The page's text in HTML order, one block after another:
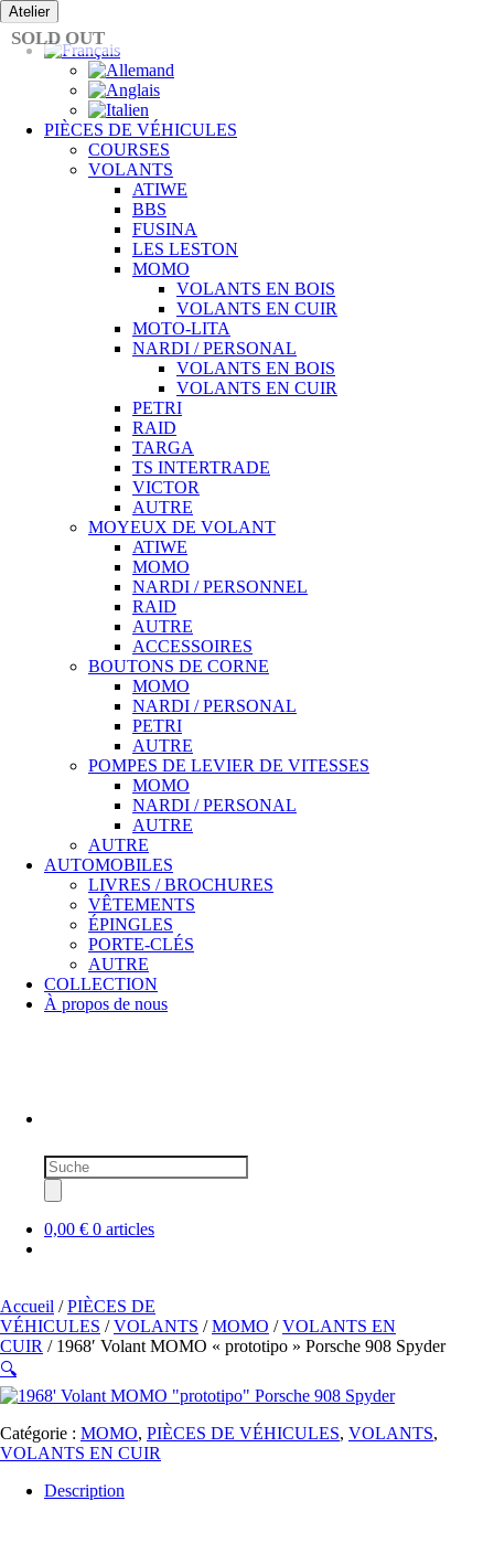
Passer
au
contenu
Atelier
PIÈCES DE VÉHICULES
COURSES
VOLANTS
ATIWE
BBS
FUSINA
LES LESTON
MOMO
VOLANTS EN BOIS
VOLANTS EN CUIR
MOTO-LITA
NARDI / PERSONAL
VOLANTS EN BOIS
VOLANTS EN CUIR
PETRI
RAID
TARGA
TS INTERTRADE
VICTOR
AUTRE
MOYEUX DE VOLANT
ATIWE
MOMO
NARDI / PERSONNEL
RAID
AUTRE
ACCESSOIRES
BOUTONS DE CORNE
MOMO
NARDI / PERSONAL
PETRI
AUTRE
POMPES DE LEVIER DE VITESSES
MOMO
NARDI / PERSONAL
AUTRE
AUTRE
AUTOMOBILES
LIVRES / BROCHURES
VÊTEMENTS
ÉPINGLES
PORTE-CLÉS
AUTRE
COLLECTION
À propos de nous
Recherche
de
produits
0,00 € 0 articles
Accueil /PIÈCES DE
VÉHICULES /VOLANTS /MOMO /VOLANTS EN
CUIR / 1968′ Volant MOMO « prototipo » Porsche 908 Spyder
🔍
SOLD OUT
Catégorie : MOMO, PIÈCES DE VÉHICULES, VOLANTS,
VOLANTS EN CUIR
Description